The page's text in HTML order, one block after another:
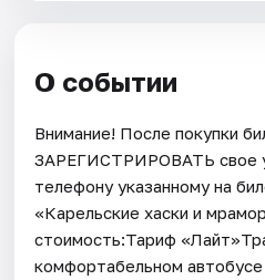
О событии
Внимание! После покупки
ЗАРЕГИСТРИРОВАТЬ свое
телефону указанному на
«Карельские хаски и
стоимость:Тариф
комфортабельном автобусе